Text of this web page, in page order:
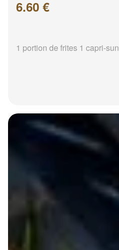
6.60 €
1 portion de frites 1 capri-sun